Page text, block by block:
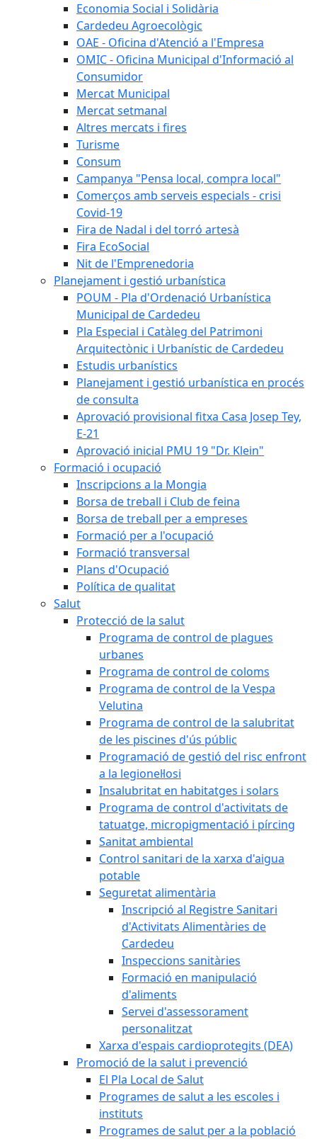
Economia Social i Solidària
Cardedeu Agroecològic
OAE - Oficina d'Atenció a l'Empresa
OMIC - Oficina Municipal d'Informació al
Consumidor
Mercat Municipal
Mercat setmanal
Altres mercats i fires
Turisme
Consum
Campanya "Pensa local, compra local"
Comerços amb serveis especials - crisi
Covid-19
Fira de Nadal i del torró artesà
Fira EcoSocial
Nit de l'Emprenedoria
Planejament i gestió urbanística
POUM - Pla d'Ordenació Urbanística
Municipal de Cardedeu
Pla Especial i Catàleg del Patrimoni
Arquitectònic i Urbanístic de Cardedeu
Estudis urbanístics
Planejament i gestió urbanística en procés
de consulta
Aprovació provisional fitxa Casa Josep Tey,
E-21
Aprovació inicial PMU 19 "Dr. Klein"
Formació i ocupació
Inscripcions a la Mongia
Borsa de treball i Club de feina
Borsa de treball per a empreses
Formació per a l'ocupació
Formació transversal
Plans d'Ocupació
Política de qualitat
Salut
Protecció de la salut
Programa de control de plagues
urbanes
Programa de control de coloms
Programa de control de la Vespa
Velutina
Programa de control de la salubritat
de les piscines d'ús públic
Programació de gestió del risc enfront
a la legionel·losi
Insalubritat en habitatges i solars
Programa de control d'activitats de
tatuatge, micropigmentació i pírcing
Sanitat ambiental
Control sanitari de la xarxa d'aigua
potable
Seguretat alimentària
Inscripció al Registre Sanitari
d'Activitats Alimentàries de
Cardedeu
Inspeccions sanitàries
Formació en manipulació
d'aliments
Servei d'assessorament
personalitzat
Xarxa d'espais cardioprotegits (DEA)
Promoció de la salut i prevenció
El Pla Local de Salut
Programes de salut a les escoles i
instituts
Programes de salut per a la població